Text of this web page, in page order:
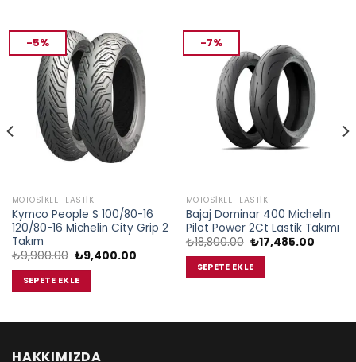
-5%
MOTOSIKLET LASTIK
Kymco People S 100/80-16
120/80-16 Michelin City Grip 2
Takım
₺9,900.00 Orijinal
fiyat:
₺9,900.00.
₺9,400.00Şu
SEPETE EKLE
-7%
MOTOSIKLET LASTIK
Bajaj Dominar 400 Michelin
Pilot Power 2Ct Lastik Takımı
₺18,800.00 Orijinal
fiyat:
₺18,800.00.
₺17,485.00Şu
SEPETE EKLE
HAKKIMIZDA